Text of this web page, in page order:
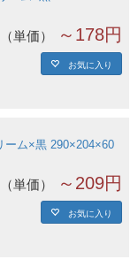
単価 ～178円
お気に入り
ーム×黒 290×204×60
単価 ～209円
お気に入り